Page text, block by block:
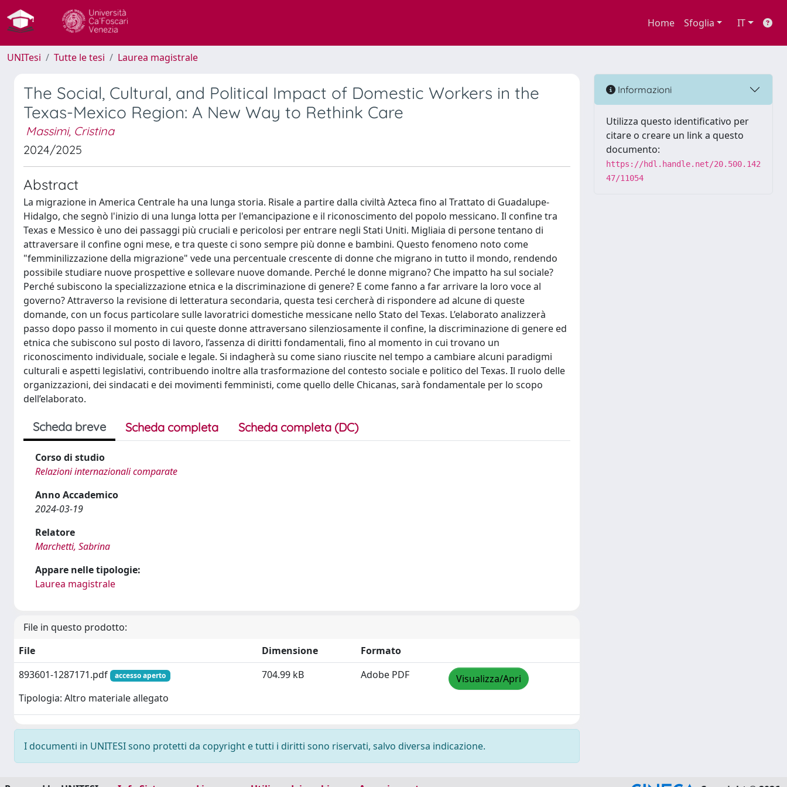
Home Sfoglia IT
UNITesi Tutte le tesi Laurea magistrale
The Social, Cultural, and Political Impact of Domestic Workers in the
Texas-Mexico Region: A New Way to Rethink Care
Massimi, Cristina
2024/2025
Abstract
La migrazione in America Centrale ha una lunga storia. Risale a partire dalla civiltà Azteca fino al Trattato di Guadalupe-
Hidalgo, che segnò l'inizio di una lunga lotta per l'emancipazione e il riconoscimento del popolo messicano. Il confine tra
Texas e Messico è uno dei passaggi più cruciali e pericolosi per entrare negli Stati Uniti. Migliaia di persone tentano di
attraversare il confine ogni mese, e tra queste ci sono sempre più donne e bambini. Questo fenomeno noto come
"femminilizzazione della migrazione" vede una percentuale crescente di donne che migrano in tutto il mondo, rendendo
possibile studiare nuove prospettive e sollevare nuove domande. Perché le donne migrano? Che impatto ha sul sociale?
Perché subiscono la specializzazione etnica e la discriminazione di genere? E come fanno a far arrivare la loro voce al
governo? Attraverso la revisione di letteratura secondaria, questa tesi cercherà di rispondere ad alcune di queste
domande, con un focus particolare sulle lavoratrici domestiche messicane nello Stato del Texas. L’elaborato analizzerà
passo dopo passo il momento in cui queste donne attraversano silenziosamente il confine, la discriminazione di genere ed
etnica che subiscono sul posto di lavoro, l’assenza di diritti fondamentali, fino al momento in cui trovano un
riconoscimento individuale, sociale e legale. Si indagherà su come siano riuscite nel tempo a cambiare alcuni paradigmi
culturali e aspetti legislativi, contribuendo inoltre alla trasformazione del contesto sociale e politico del Texas. Il ruolo delle
organizzazioni, dei sindacati e dei movimenti femministi, come quello delle Chicanas, sarà fondamentale per lo scopo
dell’elaborato.
Scheda breve Scheda completa Scheda completa (DC)
Corso di studio
Relazioni internazionali comparate
Anno Accademico
2024-03-19
Relatore
Marchetti, Sabrina
Appare nelle tipologie:
Laurea magistrale
File in questo prodotto:
File
Dimensione
Formato
893601-1287171.pdf
accesso aperto
Tipologia: Altro materiale allegato
704.99 kB Adobe PDF Visualizza/Apri
I documenti in UNITESI sono protetti da copyright e tutti i diritti sono riservati, salvo diversa indicazione.
Informazioni
Utilizza questo identificativo per
citare o creare un link a questo
documento:
https://hdl.handle.net/20.500.142
47/11054